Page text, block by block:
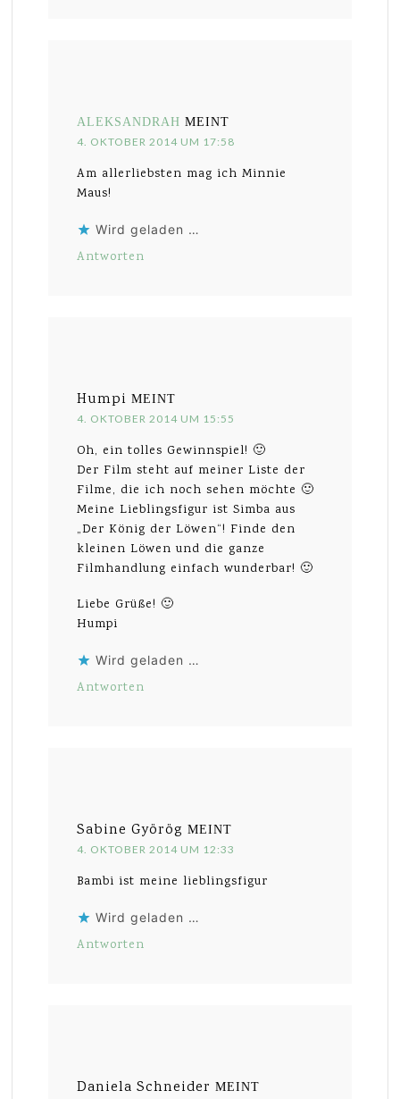
ALEKSANDRAH MEINT
4. OKTOBER 2014 UM 17:58
Am allerliebsten mag ich Minnie
Maus!
Wird geladen …
Antworten
Humpi MEINT
4. OKTOBER 2014 UM 15:55
Oh, ein tolles Gewinnspiel! 🙂
Der Film steht auf meiner Liste der
Filme, die ich noch sehen möchte 🙂
Meine Lieblingsfigur ist Simba aus
„Der König der Löwen“! Finde den
kleinen Löwen und die ganze
Filmhandlung einfach wunderbar! 🙂
Liebe Grüße! 🙂
Humpi
Wird geladen …
Antworten
Sabine Györög MEINT
4. OKTOBER 2014 UM 12:33
Bambi ist meine lieblingsfigur
Wird geladen …
Antworten
Daniela Schneider MEINT